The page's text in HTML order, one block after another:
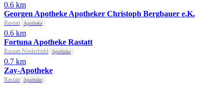
0.6 km
Georgen Apotheke Apotheker Christoph Bergbauer e.K.
Rastatt Apotheke
0.6 km
Fortuna Apotheke Rastatt
Rastatt-Niederbühl Apotheke
0.7 km
Zay-Apotheke
Rastatt Apotheke